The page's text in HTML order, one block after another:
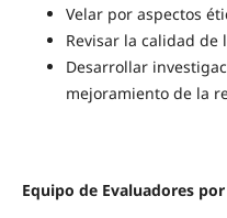
Velar por aspectos
Revisar la calidad de
Desarrollar
mejoramiento de la
Equipo de Evaluadores